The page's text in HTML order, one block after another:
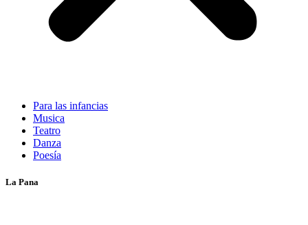
Para las infancias
Musica
Teatro
Danza
Poesía
La Pana